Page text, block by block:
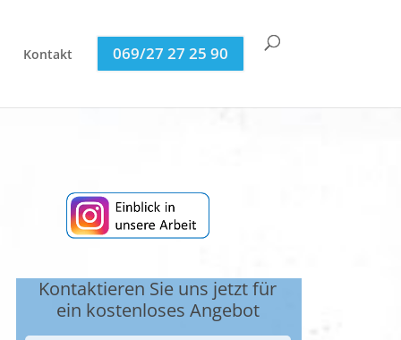
Kontakt 069/27 27 25 90
Kontaktieren Sie uns jetzt für
ein kostenloses Angebot